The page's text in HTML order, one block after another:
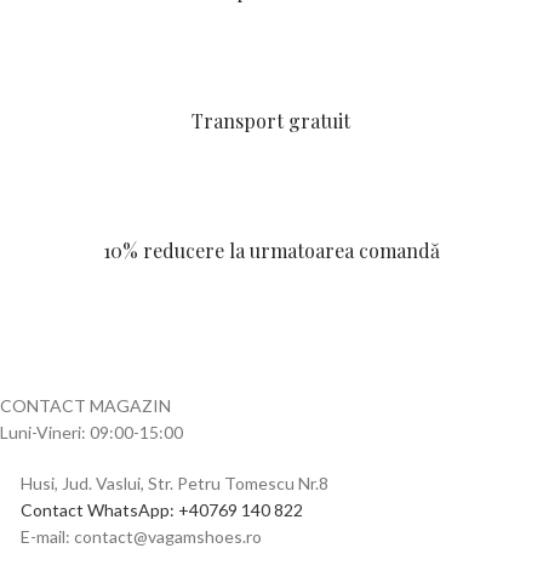
Transport gratuit
10% reducere la urmatoarea comandă
CONTACT MAGAZIN
Luni-Vineri: 09:00-15:00
Husi, Jud. Vaslui, Str. Petru Tomescu Nr.8
Contact WhatsApp: +40769 140 822
E-mail: contact@vagamshoes.ro